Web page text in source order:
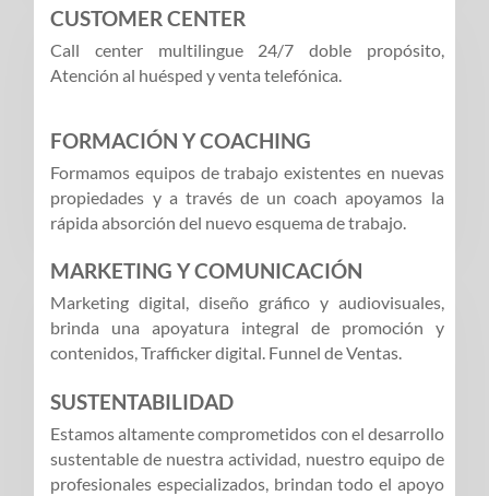
CUSTOMER CENTER
Call center multilingue 24/7 doble propósito,
Atención al huésped y venta telefónica.
FORMACIÓN Y COACHING
Formamos equipos de trabajo existentes en nuevas
propiedades y a través de un coach apoyamos la
rápida absorción del nuevo esquema de trabajo.
MARKETING Y COMUNICACIÓN
Marketing digital, diseño gráfico y audiovisuales,
brinda una apoyatura integral de promoción y
contenidos, Trafficker digital. Funnel de Ventas.
SUSTENTABILIDAD
Estamos altamente comprometidos con el desarrollo
sustentable de nuestra actividad, nuestro equipo de
profesionales especializados, brindan todo el apoyo